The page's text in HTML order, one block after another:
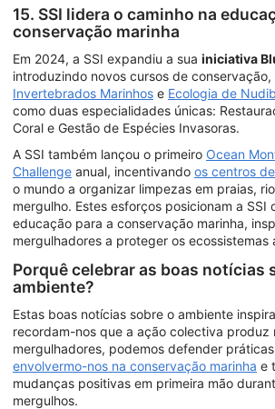
15. SSI lidera o caminho na
conservação marinha
Em 2024, a SSI expandiu a sua iniciativa
introduzindo novos cursos de conservação,
Invertebrados Marinhos e Ecologia de
como duas especialidades únicas:
Coral e Gestão de Espécies Invasoras.
A SSI também lançou o primeiro Ocean
Challenge anual, incentivando os centros
o mundo a organizar limpezas em praias,
mergulho. Estes esforços posicionam a SSI
educação para a conservação marinha,
mergulhadores a proteger os ecossistemas
Porquê celebrar as boas notícias
ambiente?
Estas boas notícias sobre o ambiente
recordam-nos que a ação colectiva produz
mergulhadores, podemos defender
envolvermo-nos na conservação marinha e
mudanças positivas em primeira mão
mergulhos.